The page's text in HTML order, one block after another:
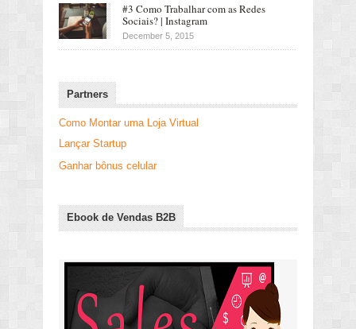
#3 Como Trabalhar com as Redes
Sociais? | Instagram
December 5, 2015
Partners
Como Montar uma Loja Virtual
Lançar Startup
Ganhar bônus celular
Ebook de Vendas B2B